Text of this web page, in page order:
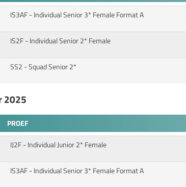
IS3AF - Individual Senior 3* Female Format A
IS2F - Individual Senior 2* Female
SS2 - Squad Senior 2*
2025
PROEF
IJ2F - Individual Junior 2* Female
IS3AF - Individual Senior 3* Female Format A